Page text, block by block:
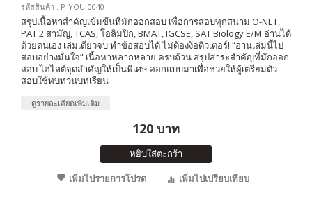
รหัสสินค้า : P-YOU-0040
สรุปเนื้อหาสำคัญเข้มข้นที่มักออกสอบ เพื่อการสอบทุกสนาม O-NET,
PAT 2 สามัญ, TCAS, โอลิมปิก, BMAT, IGCSE, SAT Biology E/M อ่านได้
ด้วยตนเอง เล่มเดียวจบ ทำข้อสอบได้ ไม่ต้องง้อติวเตอร์! “อ่านเล่มนี้ไป
สอบอย่างมั่นใจ” เนื้อหาหลากหลาย ครบถ้วน สรุปสาระสำคัญที่มักออก
สอบ ไฮไลต์จุดสำคัญให้เป็นพิเศษ ออกแบบมาเพื่อช่วยให้ผู้เตรียมตัว
สอบใช้ทบทวนบทเรียน
ดูรายละเอียดเพิ่มเติม
120 บาท
หยิบใส่ตะกร้า
เพิ่มไปรายการโปรด
เพิ่มไปเปรียบเทียบ